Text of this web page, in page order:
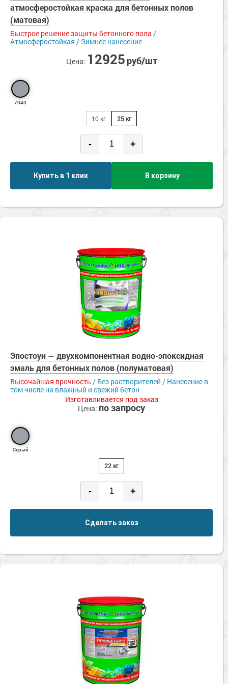
Сопутствующие товары
Морозостойкие краски для металла
Морозостойкие краски для фасада
Сопутствующие товары
Паропроницаемые
Стойкие к истиранию
Ударопрочные
УФ-стойкие
атмосферостойкая краска для бетонных полов
(матовая)
Быстрое решение защиты бетонного пола /
Атмосферостойкая / Зимнее нанесение
Цена: 12925 руб/шт
7040
10 кг 25 кг
- +
Купить в 1 клик В корзину
Эпостоун — двухкомпонентная водно-эпоксидная
эмаль для бетонных полов (полуматовая)
Высочайшая прочность / Без растворителей / Нанесение в
том числе на влажный и свежий бетон
Изготавливается под заказ
Цена: по запросу
Серый
22 кг
- +
Сделать заказ